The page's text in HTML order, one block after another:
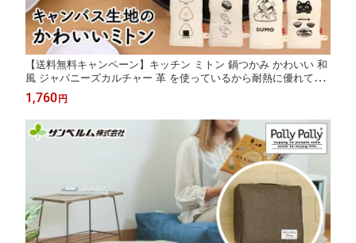
【送料無料キャンペーン】キッチン ミトン 鍋つかみ かわいい 和
風 ジャパニーズカルチャー 革 を使っているから耐熱に優れてい
る キャンバスミトン サンベルム
1,760 円